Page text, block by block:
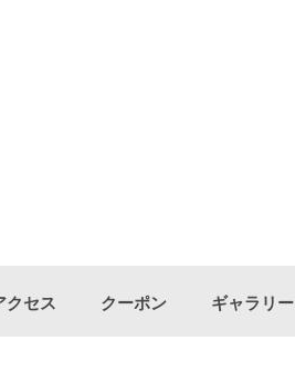
クセス クーポン ギャラリー